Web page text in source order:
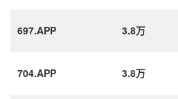
697.APP 3.8万
704.APP 3.8万